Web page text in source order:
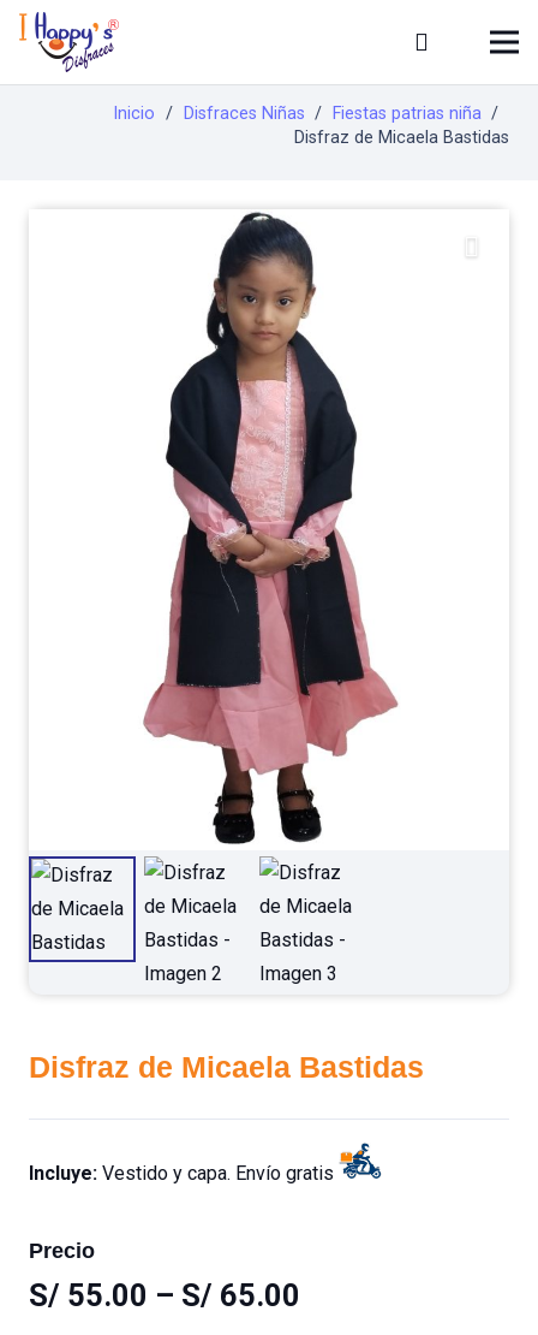
Inicio / Disfraces Niñas / Fiestas patrias niña /
Disfraz de Micaela Bastidas
Disfraz de Micaela Bastidas
Incluye: Vestido y capa. Envío gratis
Precio
S/ 55.00 – S/ 65.00